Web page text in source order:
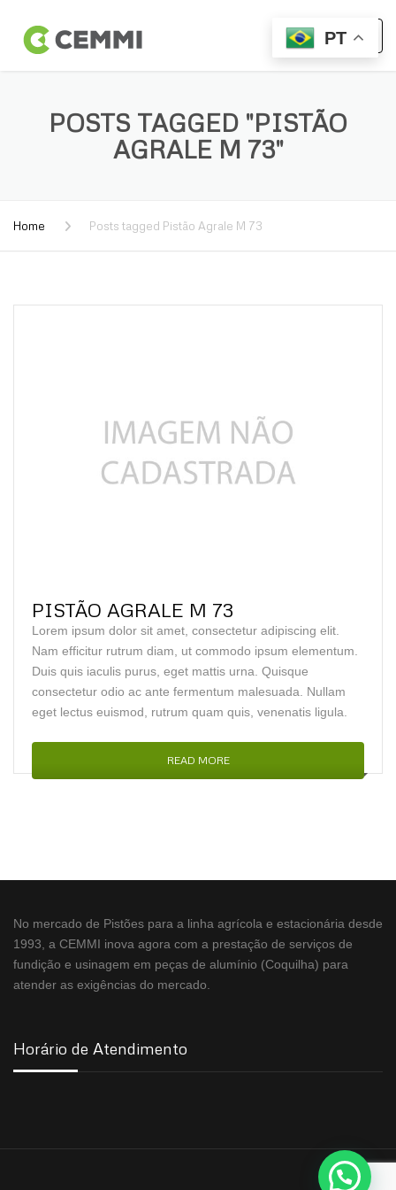
POSTS TAGGED "PISTÃO
AGRALE M 73"
Home Posts tagged Pistão Agrale M 73
PISTÃO AGRALE M 73
Lorem ipsum dolor sit amet, consectetur adipiscing elit.
Nam efficitur rutrum diam, ut commodo ipsum elementum.
Duis quis iaculis purus, eget mattis urna. Quisque
consectetur odio ac ante fermentum malesuada. Nullam
eget lectus euismod, rutrum quam quis, venenatis ligula.
READ MORE
No mercado de Pistões para a linha agrícola e estacionária desde
1993, a CEMMI inova agora com a prestação de serviços de
fundição e usinagem em peças de alumínio (Coquilha) para
atender as exigências do mercado.
Horário de Atendimento
PT